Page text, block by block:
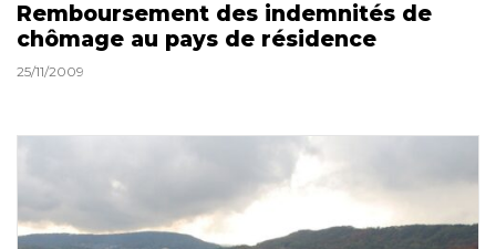
Remboursement des indemnités de
chômage au pays de résidence
25/11/2009